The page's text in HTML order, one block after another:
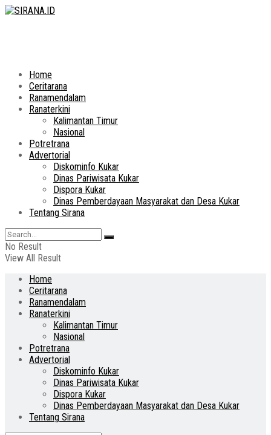
Home
Ceritarana
Ranamendalam
Ranaterkini
Kalimantan Timur
Nasional
Potretrana
Advertorial
Diskominfo Kukar
Dinas Pariwisata Kukar
Dispora Kukar
Dinas Pemberdayaan Masyarakat dan Desa Kukar
Tentang Sirana
No Result
View All Result
Home
Ceritarana
Ranamendalam
Ranaterkini
Kalimantan Timur
Nasional
Potretrana
Advertorial
Diskominfo Kukar
Dinas Pariwisata Kukar
Dispora Kukar
Dinas Pemberdayaan Masyarakat dan Desa Kukar
Tentang Sirana